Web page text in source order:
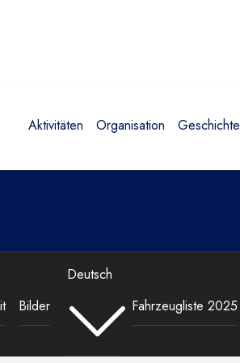
Aktivitäten Organisation Geschichte
Bilder
Deutsch
Fahrzeugliste 2025